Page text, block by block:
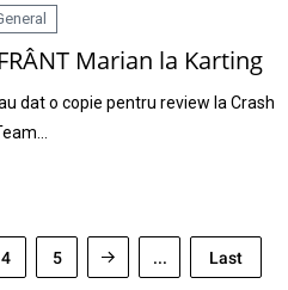
Marian la Karting
dat o copie pentru review la Crash
4 5 ... Last